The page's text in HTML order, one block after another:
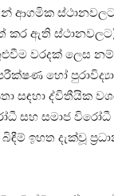
ආගමික
කර ඇති
වරදක් ලෙස නම්
හෝ
සඳහා ද්විතීයික
සහ සමාජ
ඉහත දැක්වූ